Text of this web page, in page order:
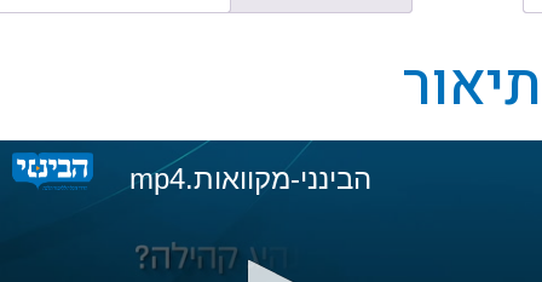
תיאור
הבינני-מקוואות.mp4